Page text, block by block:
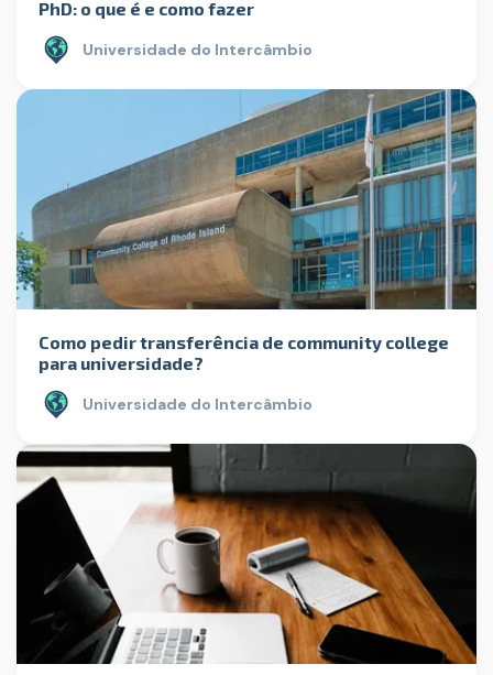
PhD: o que é e como fazer
Universidade do Intercâmbio
Como pedir transferência de community college
para universidade?
Universidade do Intercâmbio